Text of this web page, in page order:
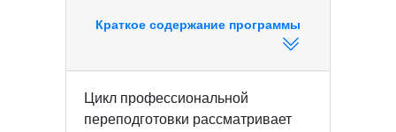
Краткое содержание программы
Цикл профессиональной
переподготовки рассматривает